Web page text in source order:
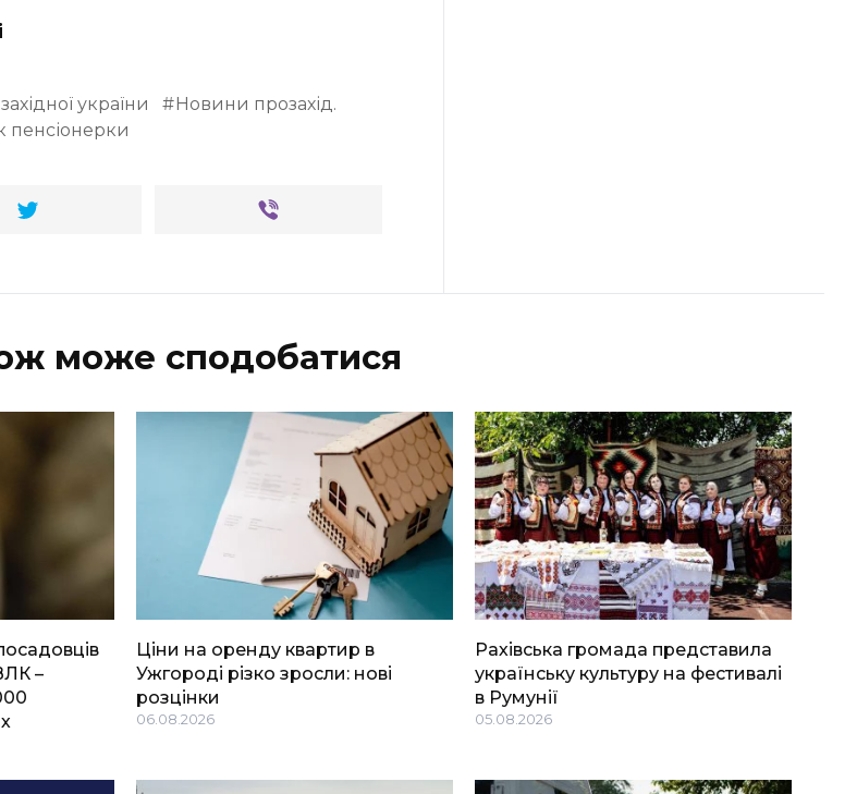
україни
Новини прозахід.
пенсіонерки
може сподобатися
–
Ціни на оренду квартир в
Ужгороді різко зросли: нові
розцінки
06.08.2026
Рахівська громада представила
українську культуру на фестивалі
в Румунії
05.08.2026